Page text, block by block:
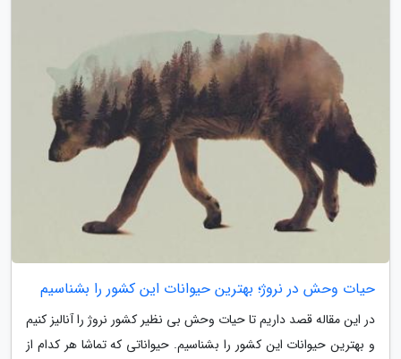
حیات وحش در نروژ؛ بهترین حیوانات این کشور را بشناسیم
در این مقاله قصد داریم تا حیات وحش بی نظیر کشور نروژ را آنالیز کنیم
و بهترین حیوانات این کشور را بشناسیم. حیواناتی که تماشا هر کدام از